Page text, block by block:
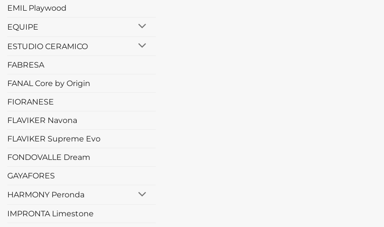
EMIL Playwood
EQUIPE
ESTUDIO CERAMICO
FABRESA
FANAL Core by Origin
FIORANESE
FLAVIKER Navona
FLAVIKER Supreme Evo
FONDOVALLE Dream
GAYAFORES
HARMONY Peronda
IMPRONTA Limestone